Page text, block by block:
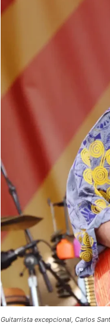
Guitarrista excepcional, Carlos